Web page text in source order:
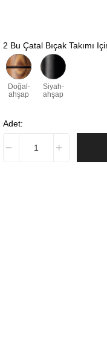
2 Bu Çatal Bıçak Takımı
Doğal-
ahşap
Siyah-
ahşap
Adet: